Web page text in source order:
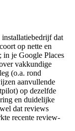
dat
op nette en
in je Google Places
vakkundige
(o.a. rond
aanvullende
op dezelfde
en duidelijke
dat reviews
recente review-